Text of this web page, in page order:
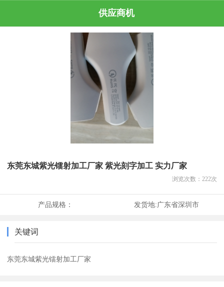
供应商机
东莞东城紫光镭射加工厂家 紫光刻字加工 实力厂家
浏览次数： 222次
产品规格： 发货地:广东省深圳市
关键词
东莞东城紫光镭射加工厂家